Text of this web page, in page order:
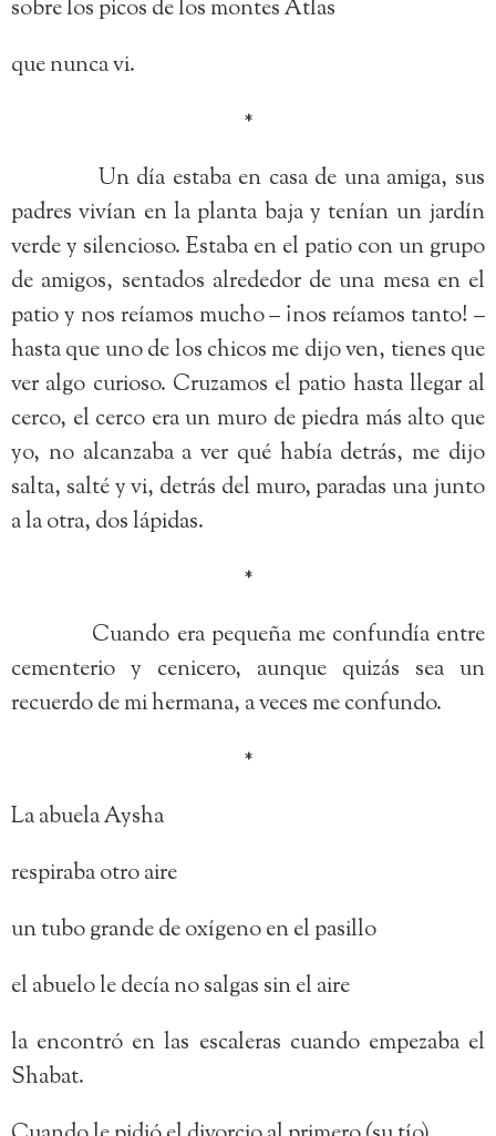
sobre los picos de los montes Atlas
que nunca vi.
*
Un día estaba en casa de una amiga, sus
padres vivían en la planta baja y tenían un jardín
verde y silencioso. Estaba en el patio con un grupo
de amigos, sentados alrededor de una mesa en el
patio y nos reíamos mucho – ¡nos reíamos tanto! –
hasta que uno de los chicos me dijo ven, tienes que
ver algo curioso. Cruzamos el patio hasta llegar al
cerco, el cerco era un muro de piedra más alto que
yo, no alcanzaba a ver qué había detrás, me dijo
salta, salté y vi, detrás del muro, paradas una junto
a la otra, dos lápidas.
*
Cuando era pequeña me confundía entre
cementerio y cenicero, aunque quizás sea un
recuerdo de mi hermana, a veces me confundo.
*
La abuela Aysha
respiraba otro aire
un tubo grande de oxígeno en el pasillo
el abuelo le decía no salgas sin el aire
la encontró en las escaleras cuando empezaba el
Shabat.